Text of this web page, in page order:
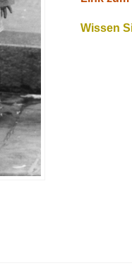
Wissen